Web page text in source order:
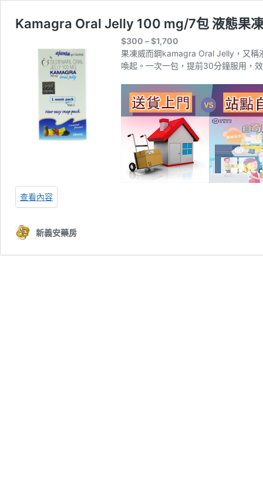
Kamagra Oral Jelly 100 mg/7包 液態果
$300 –$1,700
格
範
$300
到
$1,700
果凍威而鋼kamagra Oral Jelly，又稱
喚起。一次一包，提前30分鐘服用，
查看內容
新義安藥房